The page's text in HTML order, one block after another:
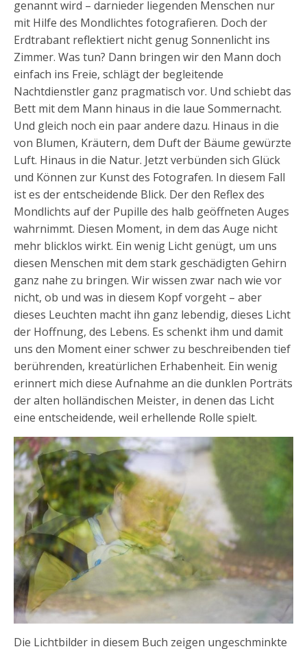
genannt wird – darnieder liegenden Menschen nur
mit Hilfe des Mondlichtes fotografieren. Doch der
Erdtrabant reflektiert nicht genug Sonnenlicht ins
Zimmer. Was tun? Dann bringen wir den Mann doch
einfach ins Freie, schlägt der begleitende
Nachtdienstler ganz pragmatisch vor. Und schiebt das
Bett mit dem Mann hinaus in die laue Sommernacht.
Und gleich noch ein paar andere dazu. Hinaus in die
von Blumen, Kräutern, dem Duft der Bäume gewürzte
Luft. Hinaus in die Natur. Jetzt verbünden sich Glück
und Können zur Kunst des Fotografen. In diesem Fall
ist es der entscheidende Blick. Der den Reflex des
Mondlichts auf der Pupille des halb geöffneten Auges
wahrnimmt. Diesen Moment, in dem das Auge nicht
mehr blicklos wirkt. Ein wenig Licht genügt, um uns
diesen Menschen mit dem stark geschädigten Gehirn
ganz nahe zu bringen. Wir wissen zwar nach wie vor
nicht, ob und was in diesem Kopf vorgeht – aber
dieses Leuchten macht ihn ganz lebendig, dieses Licht
der Hoffnung, des Lebens. Es schenkt ihm und damit
uns den Moment einer schwer zu beschreibenden tief
berührenden, kreatürlichen Erhabenheit. Ein wenig
erinnert mich diese Aufnahme an die dunklen Porträts
der alten holländischen Meister, in denen das Licht
eine entscheidende, weil erhellende Rolle spielt.
Die Lichtbilder in diesem Buch zeigen ungeschminkte